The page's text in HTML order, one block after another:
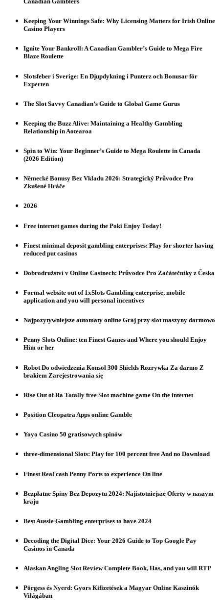
Keeping Your Winnings Safe: Why Licensing Matters for Irish Online
Casino Players
Ignite Your Bankroll: A Canadian Gambler’s Guide to Mega Fire
Blaze Roulette
Slotsfeber i Sverige: En Djupdykning i Punterz och Bonusar för
Experten
The Slot Savvy Canadian’s Guide to Global Game Gurus
Keeping the Buzz Alive: Maintaining a Healthy Gambling
Relationship in Aotearoa
Spin to Win: Your Beginner’s Guide to Mega Roulette in Canada
(2026 Edition)
Německé Bonusy Bez Vkladu 2026: Strategický Průvodce Pro
Zkušené Hráče
2026
Free internet games during the Poki Enjoy Today!
Finest minimal deposit gambling enterprises: Play for shorter having
reduced put casinos
Dobrodružství v Online Casinech: Průvodce Pro Začátečníky z Česka
Formal website out of 1xSlots Gambling enterprise, mobile
application and you will personal incentives
Najpozytywniejsze automaty online Graj przy slot maszyny darmowo
Penny Slots Online: ten Finest Games and Where you should Enjoy
Him or her
Robot Do odwiedzenia Konsol 300 Shields Rozrywka Za darmo Z
brakiem Zarejestrowania się
Rise Out of Ra Totally free Slot machine game On the internet
Position Cleopatra Apps online Gamble
Yoyo Casino 50 gratisowych spinów
three-dimensional Slots: Play for 100 percent free And no Download
Finest Real cash Penny Ports to experience On line
Bezpłatne Spiny Bez Depozytu 2024: Najistotniejsze Oferty w naszym
kraju
Best Aussie Gambling enterprises to have 2024
Decoding the Digital Dice: Your 2026 Guide to Top Google Pay
Casinos in Canada
Alaskan Angling Slot Review Complete Book, Has, and you will RTP
Pörgess és Nyerd: Gyors Kifizetések a Magyar Online Kaszinók
Világában